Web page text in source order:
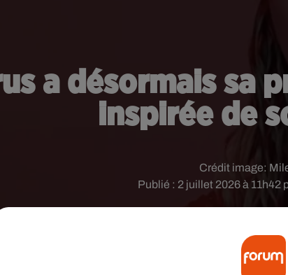
a désormais sa
inspirée de
Publié : 2 juillet 2026 à 11h42
Crédit image: